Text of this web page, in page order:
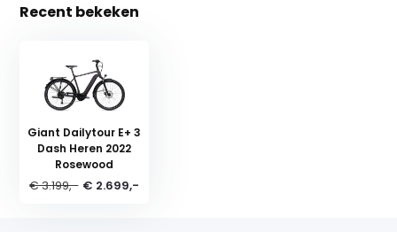
Recent bekeken
Giant Dailytour E+ 3
Dash Heren 2022
Rosewood
€ 3.199,- € 2.699,-